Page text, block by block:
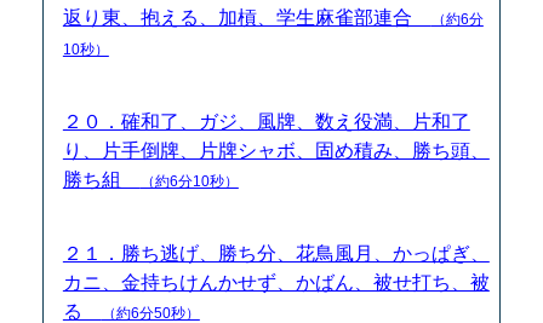
返り東、抱える、加槓、学生麻雀部連合
（約6分
10秒）
２０．確和了、ガジ、風牌、数え役満、片和了
り、片手倒牌、片牌シャボ、固め積み、勝ち頭、
勝ち組
（約6分10秒）
２１．勝ち逃げ、勝ち分、花鳥風月、かっぱぎ、
カニ、金持ちけんかせず、かばん、被せ打ち、被
る
（約6分50秒）